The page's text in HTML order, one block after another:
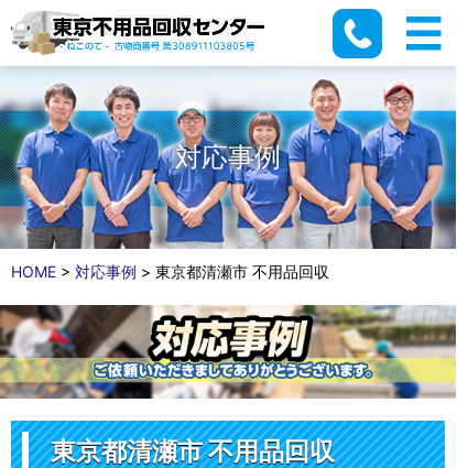
対応事例
HOME > 対応事例 > 東京都清瀬市 不用品回収
東京都清瀬市 不用品回収